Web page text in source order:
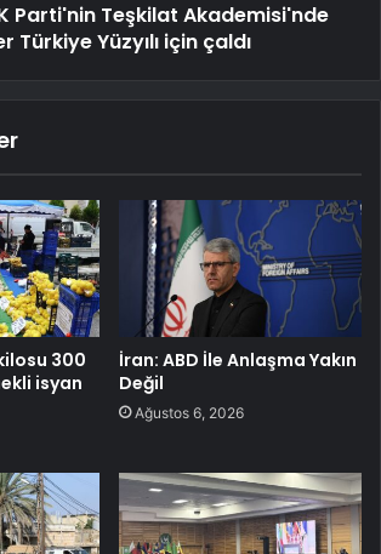
Parti'nin Teşkilat Akademisi'nde
Türkiye Yüzyılı için çaldı
300
isyan
İran: ABD İle Anlaşma Yakın
Değil
Ağustos 6, 2026